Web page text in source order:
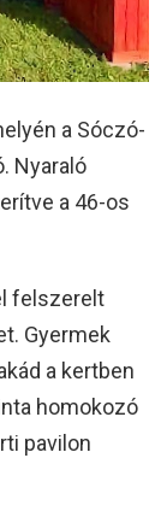
a Sóczó-
Nyaraló
a 46-os
felszerelt
Gyermek
a kertben
homokozó
pavilon